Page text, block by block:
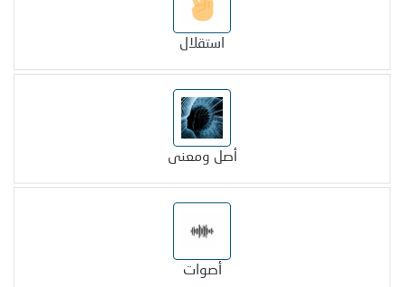
استقلال
أصل ومعنى
أصوات